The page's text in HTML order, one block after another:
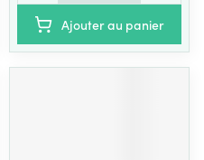
Ajouter au panier